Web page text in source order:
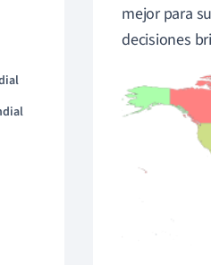
mejor para
decisiones